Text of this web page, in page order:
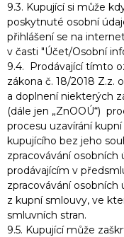
9.3. Kupující si může
poskytnuté osobní
přihlášení se na
v časti "Účet/Osobní
9.4. Prodávající tímto
zákona č. 18/2018 Z.z.
a doplnení niekterých
(dále jen „ZnOOÚ“)
procesu uzavírání
kupujícího bez jeho
zpracovávání
prodávajícím v
zpracovávání
z kupní smlouvy, ve
smluvních stran.
9.5. Kupující může